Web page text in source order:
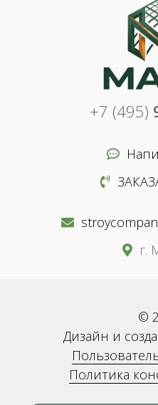
+7 (495)
г.
©
Дизайн и
Политика